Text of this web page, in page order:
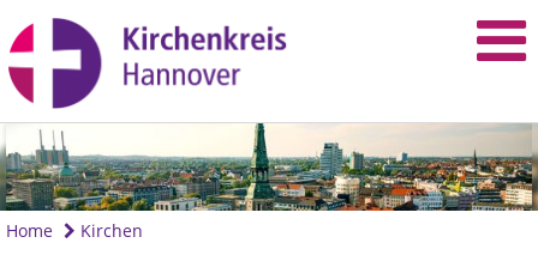
Home Kirchen